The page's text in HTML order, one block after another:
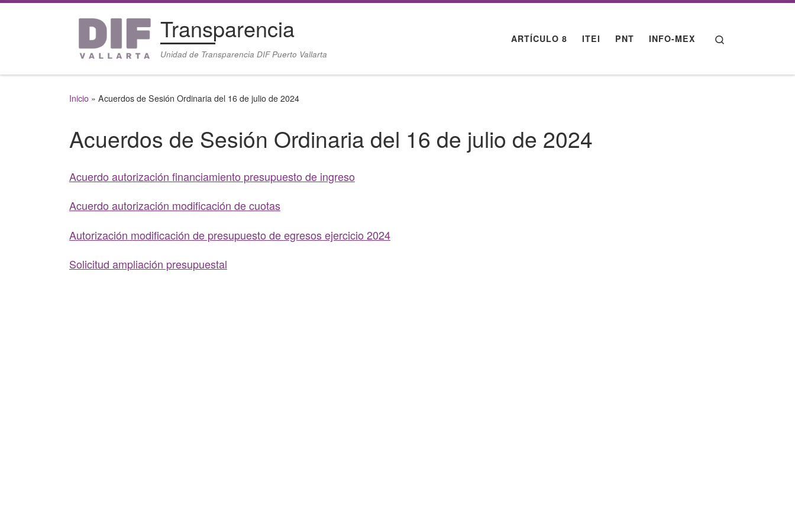
Saltar al contenido Transparencia
Unidad de Transparencia DIF Puerto Vallarta
ARTÍCULO 8 ITEI PNT INFO-MEX
Inicio » Acuerdos de Sesión Ordinaria del 16 de julio de 2024
Acuerdos de Sesión Ordinaria del 16 de julio de 2024
Acuerdo autorización financiamiento presupuesto de ingreso
Acuerdo autorización modificación de cuotas
Autorización modificación de presupuesto de egresos ejercicio 2024
Solicitud ampliación presupuestal